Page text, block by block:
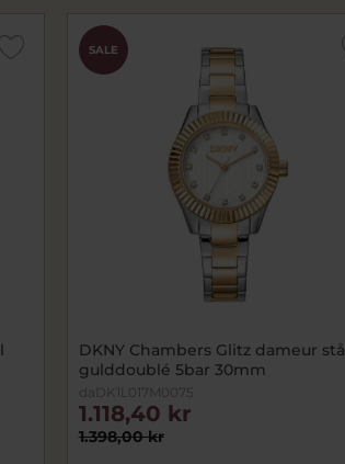
SALE
DKNY Chambers Glitz dameur stål
gulddoublé 5bar 30mm
daDK1L017M0075
1.398,00 kr
1.118,40 kr